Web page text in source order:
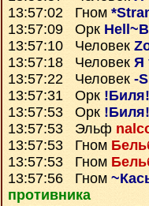
13:57:02 Гном
13:57:09 Орк
13:57:10 Человек
13:57:18 Человек Я
13:57:22 Человек -
13:57:31 Орк !Биля!
13:57:53 Орк
13:57:53 Эльф
13:57:53 Гном
13:57:53 Гном
13:57:56 Гном
противника